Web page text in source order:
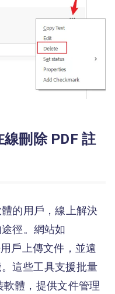
刪除 PDF 註
的用戶，線上解決
徑。網站如
戶上傳文件，並遠
這些工具支援批量
軟體，提供文件管理